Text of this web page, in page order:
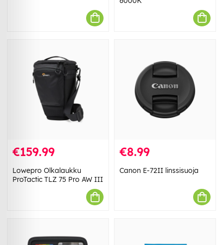
€159.99
Lowepro Olkalaukku
ProTactic TLZ 75 Pro AW III
€8.99
Canon E-72II linssisuoja